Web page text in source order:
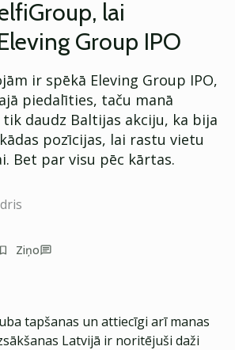
lai
Group IPO
ir spēkā Eleving Group IPO,
piedalīties, taču manā
daudz Baltijas akciju, ka bija
pozīcijas, lai rastu vietu
Bet par visu pēc kārtas.
Ziņo
tapšanas un attiecīgi arī manas
Latvijā ir noritējuši daži